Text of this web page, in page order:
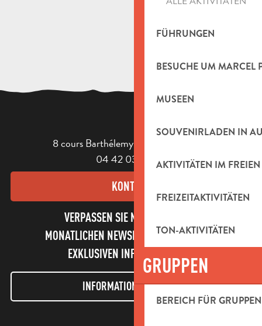
FÜHRUNGEN
BESUCHE UM MARCEL
MUSEEN
SOUVENIRLADEN IN
AKTIVITÄTEN IM FREIEN
FREIZEITAKTIVITÄTEN
TON-AKTIVITÄTEN
GRUPPEN
BEREICH FÜR GRUPPEN
8 cours Barthélemy - 13400 Aubagne
04 42 03 49 98
KONTAKT
VERPASSEN SIE NICHT UNSEREN
MONATLICHEN NEWSLETTER UND UNSERE
EXKLUSIVEN INFORMATIONEN!
INFORMATIONEN LETTER